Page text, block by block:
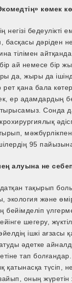
көмек
негізі
басқасы дәріден
тілімен айтқанда,
ай немесе бір
да, жыры да
қана бала
ер адамдардың
Сонда
95
алуына не
тақырып
және
бейімделіп
шегеру,
ішкі ағзасы
әдетке
тап
қатынасқа түсіп,
оның жүретін